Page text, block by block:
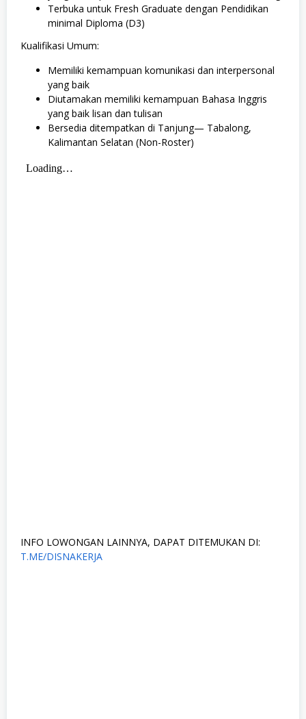
Terbuka untuk Fresh Graduate dengan Pendidikan
minimal Diploma (D3)
Kualifikasi Umum:
Memiliki kemampuan komunikasi dan interpersonal
yang baik
Diutamakan memiliki kemampuan Bahasa Inggris
yang baik lisan dan tulisan
Bersedia ditempatkan di Tanjung— Tabalong,
Kalimantan Selatan (Non-Roster)
INFO LOWONGAN LAINNYA, DAPAT DITEMUKAN DI:
T.ME/DISNAKERJA